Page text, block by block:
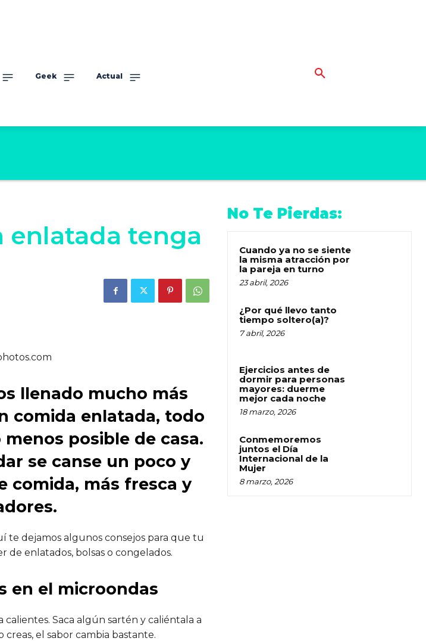
Geek Actual
enlatada tenga
llenado mucho más
comida enlatada, todo
posible de casa.
se canse un poco y
comida, más fresca y
te dejamos algunos consejos para que tu
de enlatados, bolsas o congelados.
en el microondas
Saca algún sartén y caliéntala a
el sabor cambia bastante.
No Te Pierdas:
Cuando ya no se siente
la misma atracción por
la pareja en turno
23 abril, 2026
¿Por qué llevo tanto
tiempo soltero(a)?
7 abril, 2026
Ejercicios antes de
dormir para personas
mayores: duerme
mejor cada noche
18 marzo, 2026
Conmemoremos
juntos el Día
Internacional de la
Mujer
8 marzo, 2026